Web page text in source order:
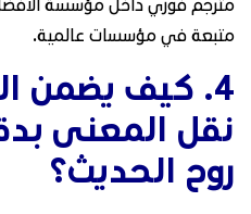
متبعة في مؤسسات عالمية.
4. كيف يضمن
نقل المعنى
روح الحديث؟